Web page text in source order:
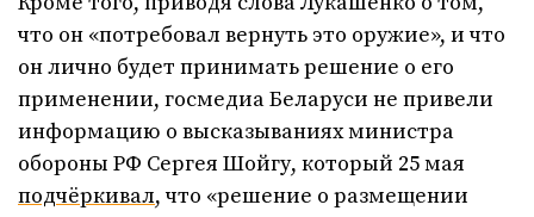
что он «потребовал вернуть это оружие», и что
он лично будет принимать решение о его
применении, госмедиа Беларуси не привели
информацию о высказываниях министра
обороны РФ Сергея Шойгу, который 25 мая
подчёркивал, что «решение о размещении